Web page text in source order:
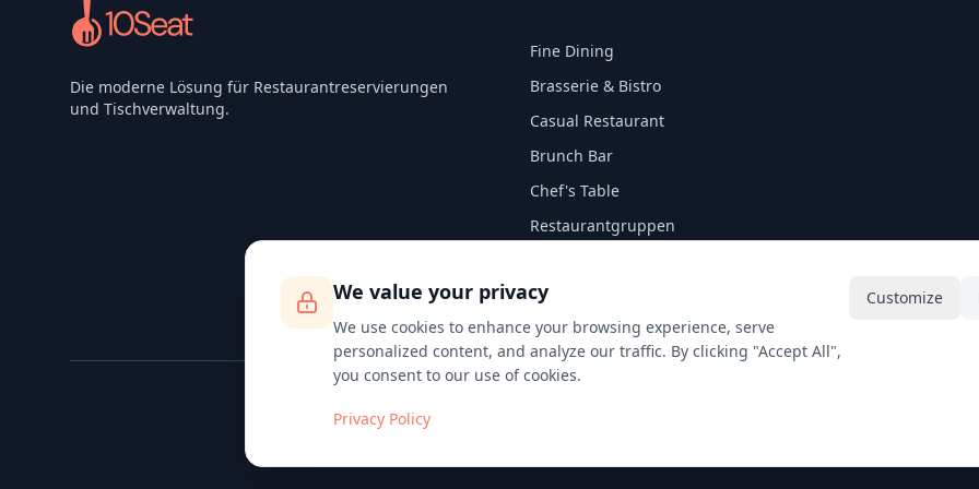
Die moderne Lösung für Restaurantreservierungen
und Tischverwaltung.
Fine Dining
Brasserie & Bistro
Casual Restaurant
Brunch Bar
Chef's Table
Restaurantgruppen
We value your privacy
We use cookies to enhance your browsing experience, serve
personalized content, and analyze our traffic. By clicking "Accept All",
you consent to our use of cookies.
Privacy Policy
Customize